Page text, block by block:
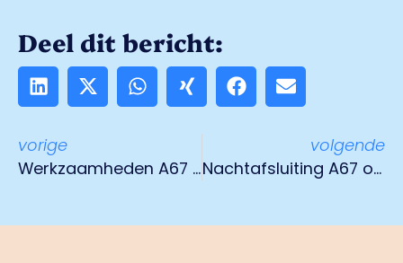
Deel dit bericht:
vorige
Werkzaamheden A67 Zaarderheiken en grens Duitsland
volgende
Nachtafsluiting A67 op 21-22 okt en 22-23 okt